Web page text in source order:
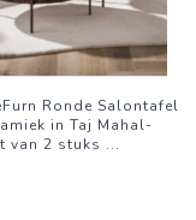
Ronde Salontafel
in Taj Mahal-
van 2 stuks ...